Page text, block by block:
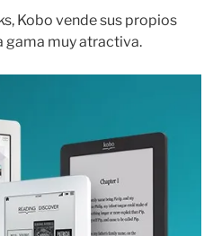
Kobo vende sus propios
gama muy atractiva.